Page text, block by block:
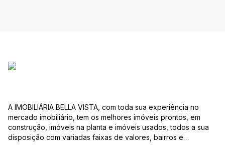
A IMOBILIÁRIA BELLA VISTA, com toda sua experiência no
mercado imobiliário, tem os melhores imóveis prontos, em
construção, imóveis na planta e imóveis usados, todos a sua
disposição com variadas faixas de valores, bairros e